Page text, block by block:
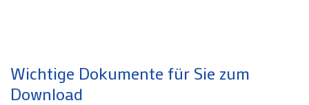
Wichtige Dokumente für Sie zum
Download